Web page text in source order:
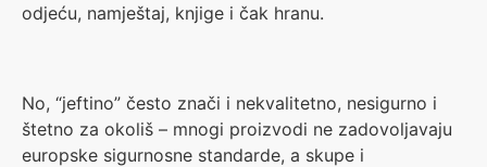
odjeću, namještaj, knjige i čak hranu.
No, “jeftino” često znači i nekvalitetno, nesigurno i
štetno za okoliš – mnogi proizvodi ne zadovoljavaju
europske sigurnosne standarde, a skupe i